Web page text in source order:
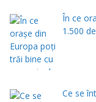
În ce
1.500
Ce se